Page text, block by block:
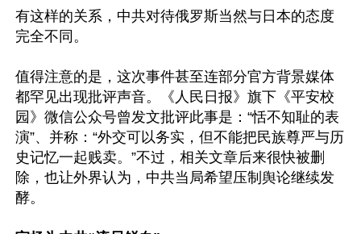
有这样的关系，中共对待俄罗斯当然与日本的态度
完全不同。
值得注意的是，这次事件甚至连部分官方背景媒体
都罕见出现批评声音。《人民日报》旗下《平安校
园》微信公众号曾发文批评此事是：“恬不知耻的表
演”、并称：“外交可以务实，但不能把民族尊严与历
史记忆一起贱卖。”不过，相关文章后来很快被删
除，也让外界认为，中共当局希望压制舆论继续发
酵。